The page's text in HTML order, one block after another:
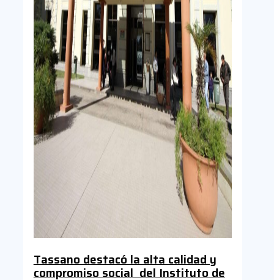
Tassano destacó la alta calidad y
compromiso social del Instituto de